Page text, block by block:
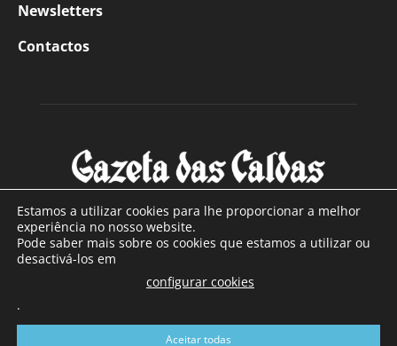
Newsletters
Contactos
SOBRE NÓS
Com sede nas Caldas da Rainha e mais de 90 anos de
a sul de distrito de Leiria, com mais de 40.000 leitores por
toda a região Oeste. Jornal com distribuição em Portugal
Estamos a utilizar cookies para lhe proporcionar a melhor
experiência no nosso website.
Pode saber mais sobre os cookies que estamos a utilizar ou
desactivá-los em
configurar cookies
.
Aceitar todas